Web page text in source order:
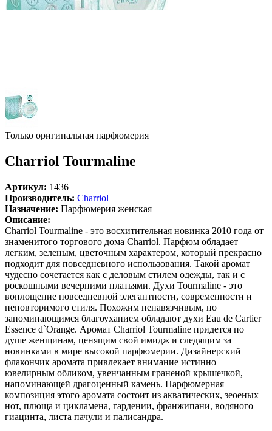
Только оригинальная парфюмерия
Charriol Tourmaline
Артикул: 1436
Производитель: Charriol
Назначение: Парфюмерия женская
Описание:
Charriol Tourmaline - это восхитительная новинка 2010 года от
знаменитого торгового дома Charriol. Парфюм обладает
легким, зеленым, цветочным характером, который прекрасно
подходит для повседневного использования. Такой аромат
чудесно сочетается как с деловым стилем одежды, так и с
роскошными вечерними платьями. Духи Tourmaline - это
воплощение повседневной элегантности, современности и
неповторимого стиля. Похожим ненавязчивым, но
запоминающимся благоуханием обладают духи Eau de Cartier
Essence d`Orange. Аромат Charriol Tourmaline придется по
душе женщинам, ценящим свой имидж и следящим за
новинками в мире высокой парфюмерии. Дизайнерский
флакончик аромата привлекает внимание истинно
ювелирным обликом, увенчанным граненой крышечкой,
напоминающей драгоценный камень. Парфюмерная
композиция этого аромата состоит из акватических, зеоеных
нот, плюща и цикламена, гардении, франжипани, водяного
гиацинта, листа пачули и палисандра.